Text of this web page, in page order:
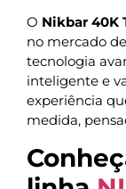
O Nikbar 40K
no mercado de
tecnologia
inteligente e
experiência
medida,